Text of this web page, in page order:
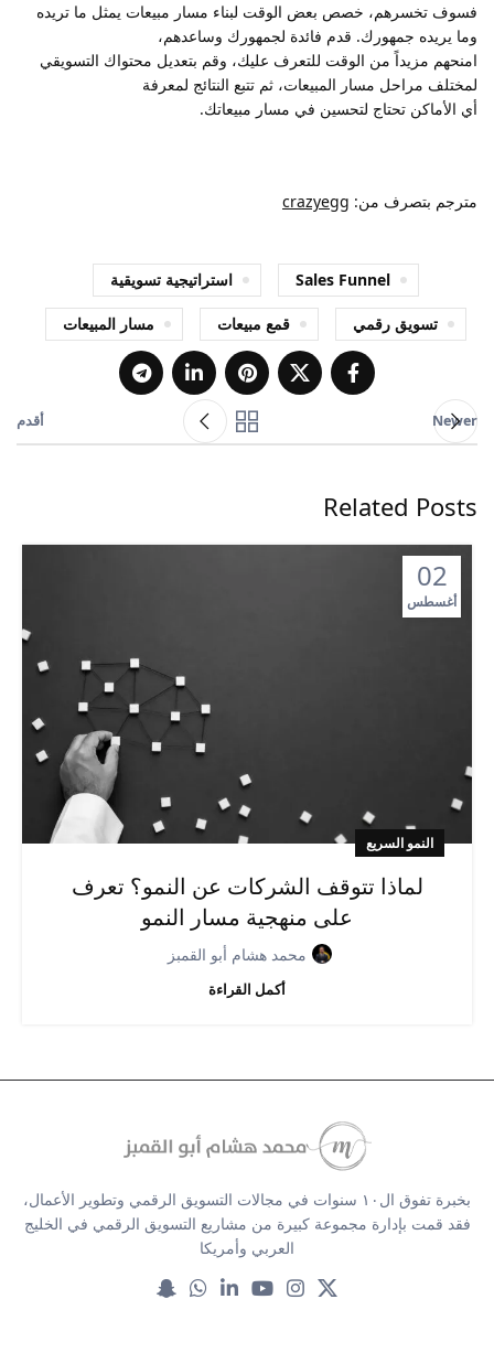
فسوف تخسرهم، خصص بعض الوقت لبناء مسار مبيعات يمثل ما تريده
وما يريده جمهورك. قدم فائدة لجمهورك وساعدهم،
امنحهم مزيداً من الوقت للتعرف عليك، وقم بتعديل محتواك التسويقي
لمختلف مراحل مسار المبيعات، ثم تتبع النتائج لمعرفة
أي الأماكن تحتاج لتحسين في مسار مبيعاتك.
مترجم بتصرف من: crazyegg
Sales Funnel استراتيجية تسويقية
تسويق رقمي قمع مبيعات مسار المبيعات
Newer أقدم
Related Posts
02
أغسطس
النمو السريع
لماذا تتوقف الشركات عن النمو؟ تعرف
على منهجية مسار النمو
محمد هشام أبو القمبز
أكمل القراءة
بخبرة تفوق ال١٠ سنوات في مجالات التسويق الرقمي وتطوير الأعمال،
فقد قمت بإدارة مجموعة كبيرة من مشاريع التسويق الرقمي في الخليج
العربي وأمريكا